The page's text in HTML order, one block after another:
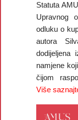
Statuta
Upravnog
odluku o
autora
dodijeljena
namjene
čijom
Više